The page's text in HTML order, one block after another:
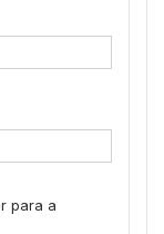
para a